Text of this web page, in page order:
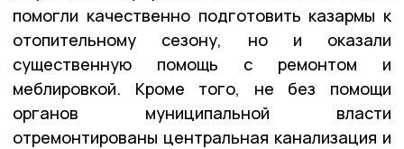
помогли качественно подготовить казармы к
отопительному сезону, но и оказали
существенную помощь с ремонтом и
меблировкой. Кроме того, не без помощи
органов муниципальной власти
отремонтированы центральная канализация и